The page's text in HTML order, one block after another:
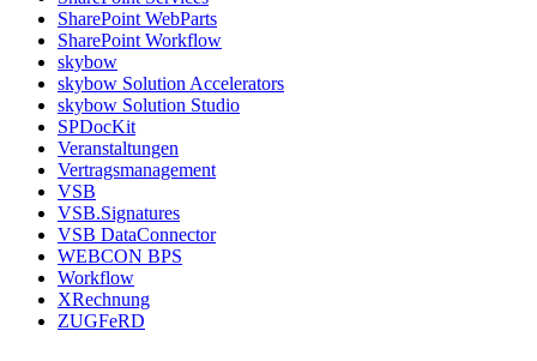
SharePoint WebParts
SharePoint Workflow
skybow
skybow Solution Accelerators
skybow Solution Studio
SPDocKit
Veranstaltungen
Vertragsmanagement
VSB
VSB.Signatures
VSB DataConnector
WEBCON BPS
Workflow
XRechnung
ZUGFeRD